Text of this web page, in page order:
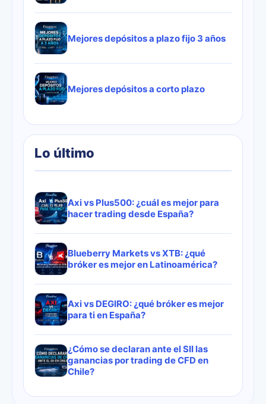
Mejores depósitos a plazo fijo 3 años
Mejores depósitos a corto plazo
Lo último
Axi vs Plus500: ¿cuál es mejor para
hacer trading desde España?
Blueberry Markets vs XTB: ¿qué
bróker es mejor en Latinoamérica?
Axi vs DEGIRO: ¿qué bróker es mejor
para ti en España?
¿Cómo se declaran ante el SII las
ganancias por trading de CFD en
Chile?